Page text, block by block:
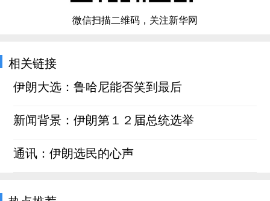
微信扫描二维码，关注新华网
相关链接
伊朗大选：鲁哈尼能否笑到最后
新闻背景：伊朗第１２届总统选举
通讯：伊朗选民的心声